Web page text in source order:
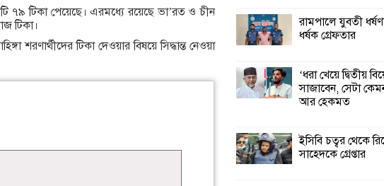
৭৯ টিকা পেয়েছে। এরমধ্যে রয়েছে ভা’রত ও চীন
টিকা।
শরণার্থীদের টিকা দেওয়ার বিষয়ে সিদ্ধান্ত নেওয়া
কর্মী সম্মেলন
সহনশীল জনগোষ্ঠী
প্রকল্পের
শিখন ও অভিজ্ঞতা বিনিময় সভা
শ্যামনগরে
সিএমসির সাথে
মতবিনিময় সভা
রামপালে যুবতী
ধর্ষক গ্রেফতার
‘ধরা খেয়ে দ্বিতীয়
সাজাবেন, সেটা
আর হেকমত
ইসিবি চত্বর থেকে
সাহেদকে গ্রেপ্তার